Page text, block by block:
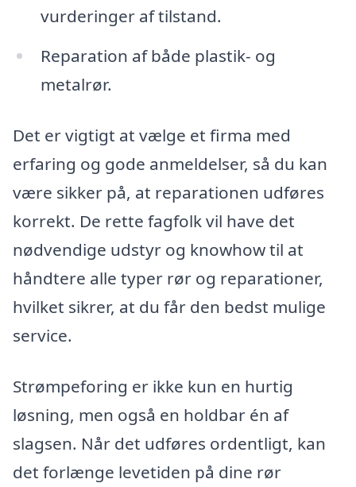
vurderinger af tilstand.
Reparation af både plastik- og
metalrør.
Det er vigtigt at vælge et firma med
erfaring og gode anmeldelser, så du kan
være sikker på, at reparationen udføres
korrekt. De rette fagfolk vil have det
nødvendige udstyr og knowhow til at
håndtere alle typer rør og reparationer,
hvilket sikrer, at du får den bedst mulige
service.
Strømpeforing er ikke kun en hurtig
løsning, men også en holdbar én af
slagsen. Når det udføres ordentligt, kan
det forlænge levetiden på dine rør